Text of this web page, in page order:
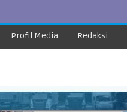
Profil Media Redaksi